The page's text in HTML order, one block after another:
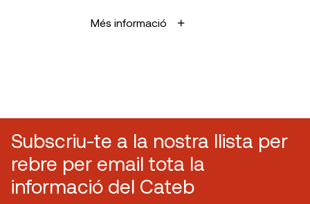
Més informació
Subscriu-te a la nostra llista per
rebre per email tota la
informació del Cateb